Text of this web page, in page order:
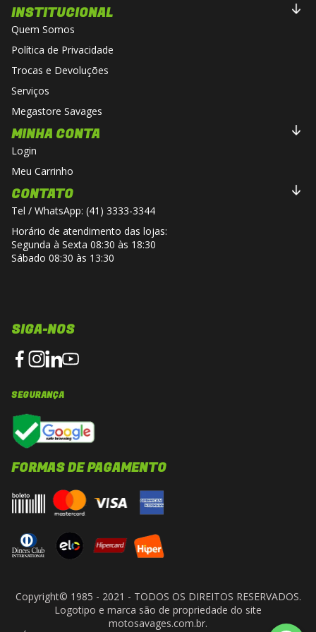
Viseira com Sistema de Troca Rápida
Amplo campo de visão aliado a um
mecanismo prático de remoção e instalação
da viseira.
Preparado para Pinlock® Max Vision
Compatível com sistema antiembaçante
Pinlock®, proporcionando excelente
visibilidade em condições climáticas
adversas.
Ventilação Dinâmica
toda a pilotagem.
Forração Premium X-Static®
Interior removível, lavável, respirável e
hipoalergênico, desenvolvido para oferecer
máximo conforto mesmo em viagens
prolongadas.
Preparado para Intercomunicador LS2
Intercom
Projeto desenvolvido para integração
perfeita com sistemas de comunicação,
ergonomia.
INSTITUCIONAL
Quem Somos
Política de Privacidade
Trocas e Devoluções
Serviços
Megastore Savages
MINHA CONTA
Login
Meu Carrinho
CONTATO
Tel / WhatsApp: (41) 3333-3344
Horário de atendimento das lojas:
Segunda à Sexta 08:30 às 18:30
Sábado 08:30 às 13:30
SIGA-NOS
SEGURANÇA
FORMAS DE PAGAMENTO
Copyright© 1985 - 2021 - TODOS OS DIREITOS RESERVADOS.
Logotipo e marca são de propriedade do site
motosavages.com.br.